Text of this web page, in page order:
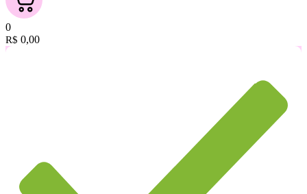
0
R$ 0,00